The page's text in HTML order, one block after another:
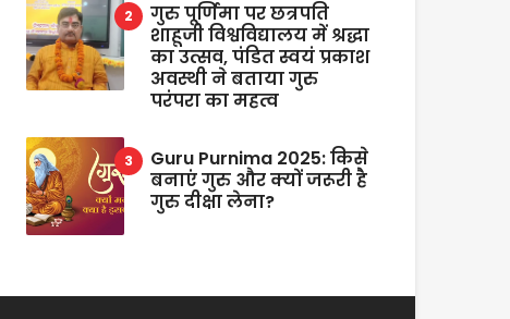
गुरु पूर्णिमा पर छत्रपति
शाहूजी विश्वविद्यालय में श्रद्धा
का उत्सव, पंडित स्वयं प्रकाश
अवस्थी ने बताया गुरु
परंपरा का महत्व
Guru Purnima 2025: किसे
बनाएं गुरु और क्यों जरूरी है
गुरु दीक्षा लेना?